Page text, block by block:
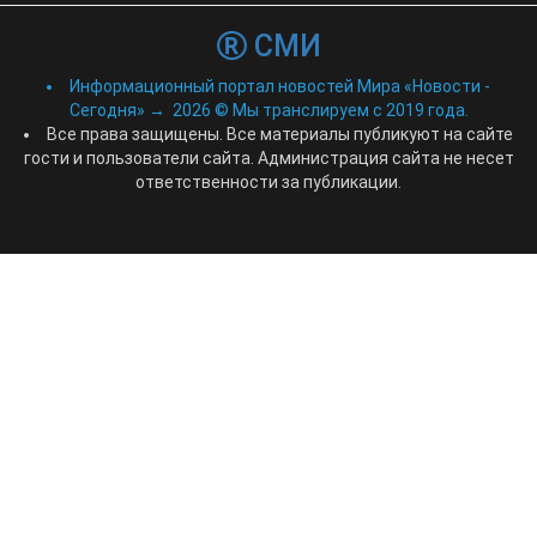
СМИ
Информационный портал новостей Мира «Новости -
Сегодня» → 2026 © Мы транслируем с 2019 года.
Все права защищены. Все материалы публикуют на сайте
гости и пользователи сайта. Администрация сайта не несет
ответственности за публикации.